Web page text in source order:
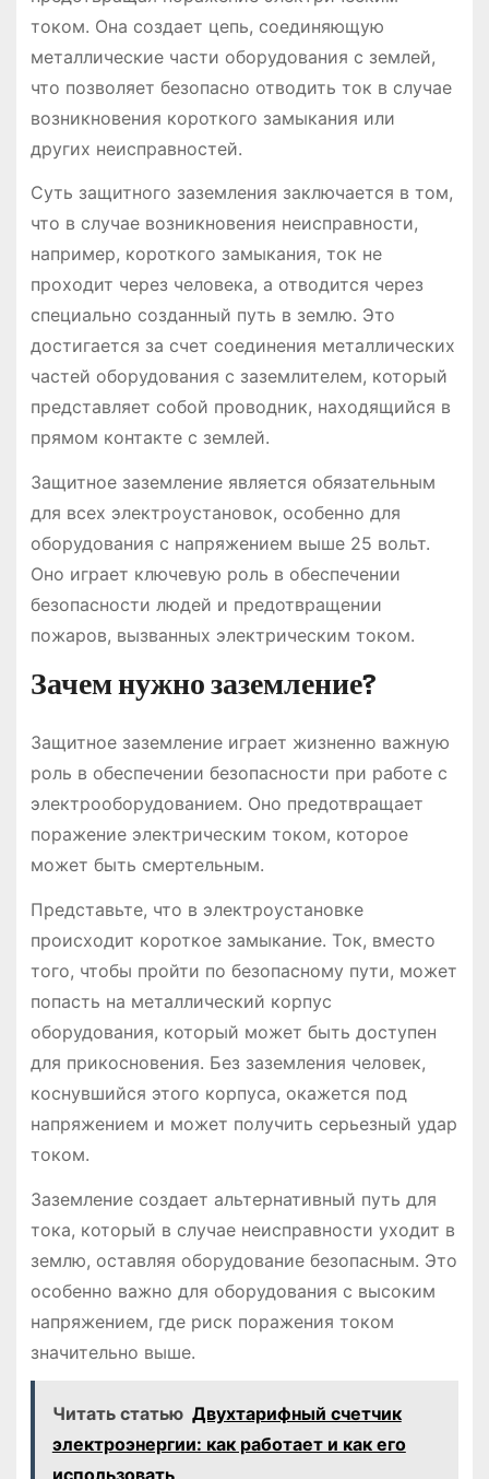
током. Она создает цепь, соединяющую
металлические части оборудования с землей,
что позволяет безопасно отводить ток в случае
возникновения короткого замыкания или
других неисправностей.
Суть защитного заземления заключается в том,
что в случае возникновения неисправности,
например, короткого замыкания, ток не
проходит через человека, а отводится через
специально созданный путь в землю. Это
достигается за счет соединения металлических
частей оборудования с заземлителем, который
представляет собой проводник, находящийся в
прямом контакте с землей.
Защитное заземление является обязательным
для всех электроустановок, особенно для
оборудования с напряжением выше 25 вольт.
Оно играет ключевую роль в обеспечении
безопасности людей и предотвращении
пожаров, вызванных электрическим током.
Зачем нужно заземление?
Защитное заземление играет жизненно важную
роль в обеспечении безопасности при работе с
электрооборудованием. Оно предотвращает
поражение электрическим током, которое
может быть смертельным.
Представьте, что в электроустановке
происходит короткое замыкание. Ток, вместо
того, чтобы пройти по безопасному пути, может
попасть на металлический корпус
оборудования, который может быть доступен
для прикосновения. Без заземления человек,
коснувшийся этого корпуса, окажется под
напряжением и может получить серьезный удар
током.
Заземление создает альтернативный путь для
тока, который в случае неисправности уходит в
землю, оставляя оборудование безопасным. Это
особенно важно для оборудования с высоким
напряжением, где риск поражения током
значительно выше.
Читать статью Двухтарифный счетчик
электроэнергии: как работает и как его